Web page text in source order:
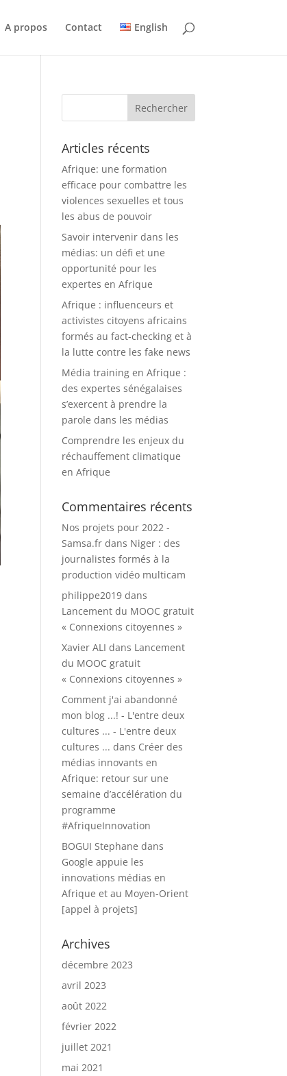
A propos Contact English
Articles récents
Afrique: une formation
efficace pour combattre les
violences sexuelles et tous
les abus de pouvoir
Savoir intervenir dans les
médias: un défi et une
opportunité pour les
expertes en Afrique
Afrique : influenceurs et
activistes citoyens africains
formés au fact-checking et à
la lutte contre les fake news
Média training en Afrique :
des expertes sénégalaises
s’exercent à prendre la
parole dans les médias
Comprendre les enjeux du
réchauffement climatique
en Afrique
Commentaires récents
Nos projets pour 2022 -
Samsa.fr dans Niger : des
journalistes formés à la
production vidéo multicam
philippe2019 dans
Lancement du MOOC gratuit
« Connexions citoyennes »
Xavier ALI dans Lancement
du MOOC gratuit
« Connexions citoyennes »
Comment j'ai abandonné
mon blog ...! - L'entre deux
cultures ... - L'entre deux
cultures ... dans Créer des
médias innovants en
Afrique: retour sur une
semaine d’accélération du
programme
#AfriqueInnovation
BOGUI Stephane dans
Google appuie les
innovations médias en
Afrique et au Moyen-Orient
[appel à projets]
Archives
décembre 2023
avril 2023
août 2022
février 2022
juillet 2021
mai 2021